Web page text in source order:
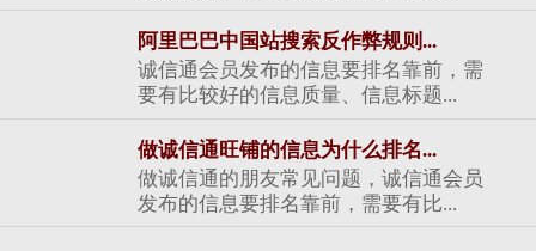
阿里巴巴中国站搜索反作弊规则...
诚信通会员发布的信息要排名靠前，需
要有比较好的信息质量、信息标题...
做诚信通旺铺的信息为什么排名...
做诚信通的朋友常见问题，诚信通会员
发布的信息要排名靠前，需要有比...